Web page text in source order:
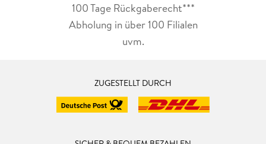
100 Tage Rückgaberecht***
Abholung in über 100 Filialen
uvm.
ZUGESTELLT DURCH